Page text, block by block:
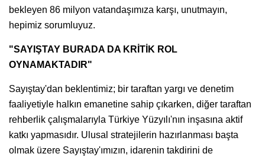
bekleyen 86 milyon vatandaşımıza karşı, unutmayın,
hepimiz sorumluyuz.
"SAYIŞTAY BURADA DA KRİTİK ROL
OYNAMAKTADIR"
Sayıştay'dan beklentimiz; bir taraftan yargı ve denetim
faaliyetiyle halkın emanetine sahip çıkarken, diğer taraftan
rehberlik çalışmalarıyla Türkiye Yüzyılı'nın inşasına aktif
katkı yapmasıdır. Ulusal stratejilerin hazırlanması başta
olmak üzere Sayıştay'ımızın, idarenin takdirini de